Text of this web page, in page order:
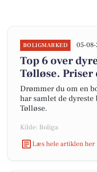
BOLIGMARKED 05-
Top 6 over
Tølløse.
Drømmer du om en
har samlet de
Tølløse.
Kilde: Boliga
Læs hele artiklen her